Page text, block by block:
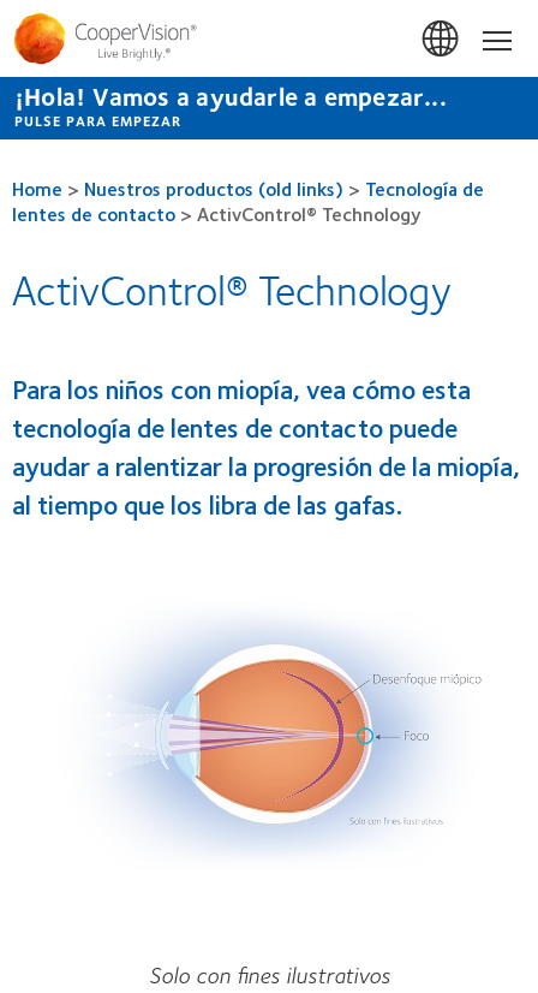
Pasar
contenido
principal
¡Hola! Vamos a ayudarle a empezar...
PULSE PARA EMPEZAR
Home > Nuestros productos (old links) > Tecnología de
lentes de contacto > ActivControl® Technology
ActivControl® Technology
Para los niños con miopía, vea cómo esta
tecnología de lentes de contacto puede
ayudar a ralentizar la progresión de la miopía,
al tiempo que los libra de las gafas.
Solo con fines ilustrativos